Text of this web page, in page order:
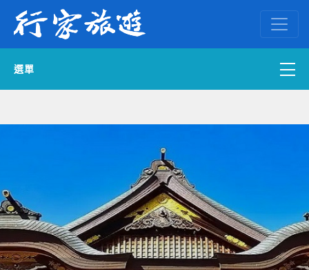
選單
國內旅遊
ENGLISH WEB